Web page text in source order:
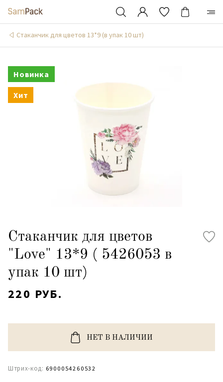
Стаканчик для цветов 13*9 (в упак 10 шт)
Новинка
Хит
Стаканчик для цветов
"Love" 13*9 ( 5426053 в
упак 10 шт)
220 РУБ.
НЕТ В НАЛИЧИИ
Штрих-код: 6900054260532